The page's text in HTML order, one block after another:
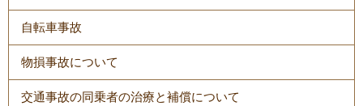
自転車事故
物損事故について
交通事故の同乗者の治療と補償について